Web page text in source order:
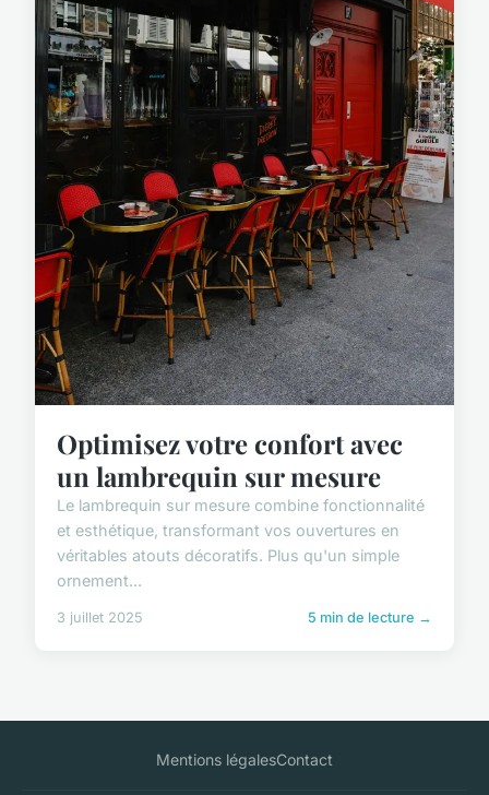
Optimisez votre confort avec
un lambrequin sur mesure
Le lambrequin sur mesure combine fonctionnalité
et esthétique, transformant vos ouvertures en
véritables atouts décoratifs. Plus qu'un simple
ornement...
3 juillet 2025 5 min de lecture →
Mentions légalesContact